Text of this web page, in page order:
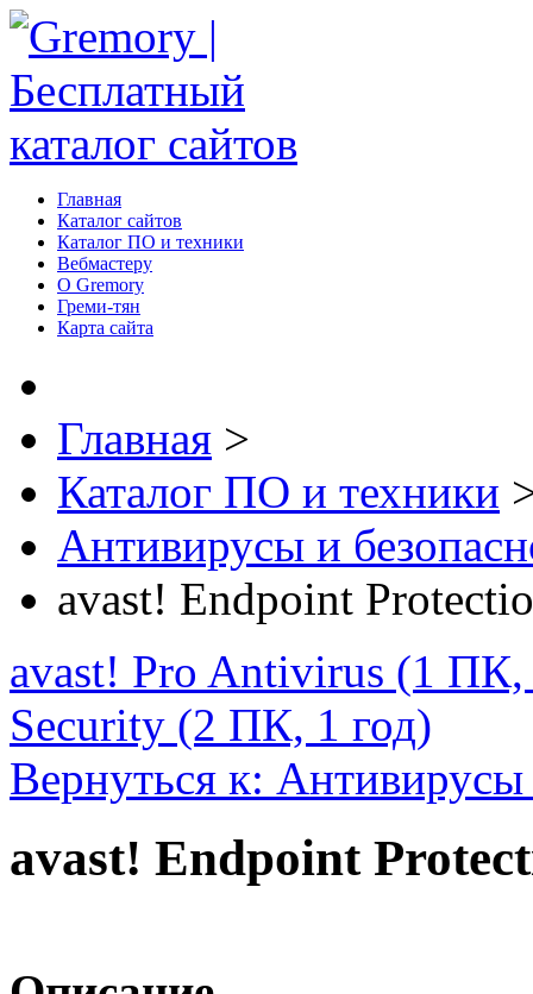
Главная
Каталог сайтов
Каталог ПО и техники
Вебмастеру
О Gremory
Греми-тян
Карта сайта
Главная >
Каталог ПО и техники
Антивирусы и
avast! Endpoint
avast! Pro Antivirus (1 ПК,
Security (2 ПК, 1 год)
Вернуться к: Антивирусы
avast! Endpoint